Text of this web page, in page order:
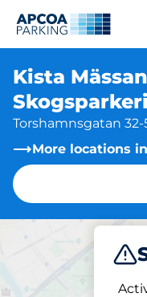
Kista
Torshamnsgatan 32-
More locations